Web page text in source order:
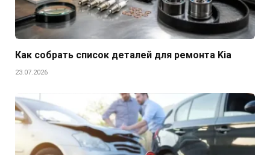
Как собрать список деталей для ремонта Kia
23.07.2026